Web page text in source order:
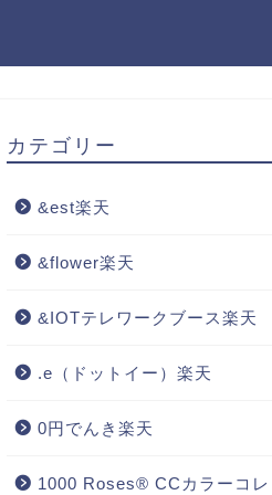
カテゴリー
&est楽天
&flower楽天
&IOTテレワークブース楽天
.e（ドットイー）楽天
0円でんき楽天
1000 Roses® CCカラーコレ